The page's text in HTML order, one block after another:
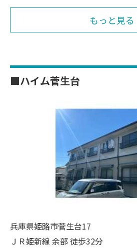
もっと見る
■ハイム菅生台
兵庫県姫路市菅生台17
ＪＲ姫新線 余部 徒歩32分